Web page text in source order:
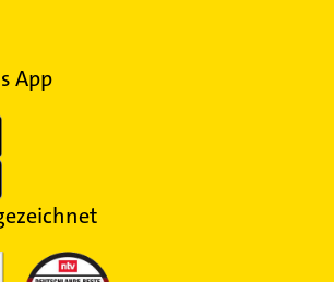
App